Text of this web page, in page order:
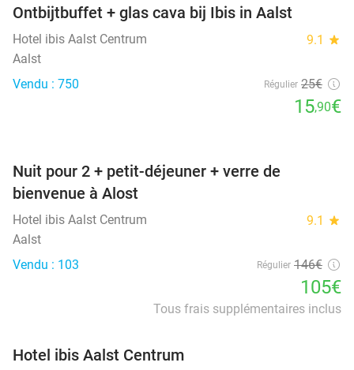
SOLD
OUT
Ontbijtbuffet + glas cava bij Ibis in Aalst
Hotel ibis Aalst Centrum 9.1 star
Aalst
Vendu : 750
Régulier 25€
15,90€
Nuit pour 2 + petit-déjeuner + verre de
bienvenue à Alost
Hotel ibis Aalst Centrum 9.1 star
Aalst
Vendu : 103
Régulier 146€
105€
Tous frais supplémentaires inclus
Hotel ibis Aalst Centrum